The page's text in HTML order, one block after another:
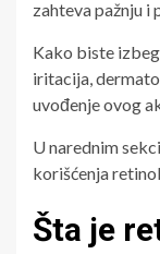
zahteva pažnju i
Kako biste
iritacija,
uvođenje ovog
U narednim
korišćenja
Šta je